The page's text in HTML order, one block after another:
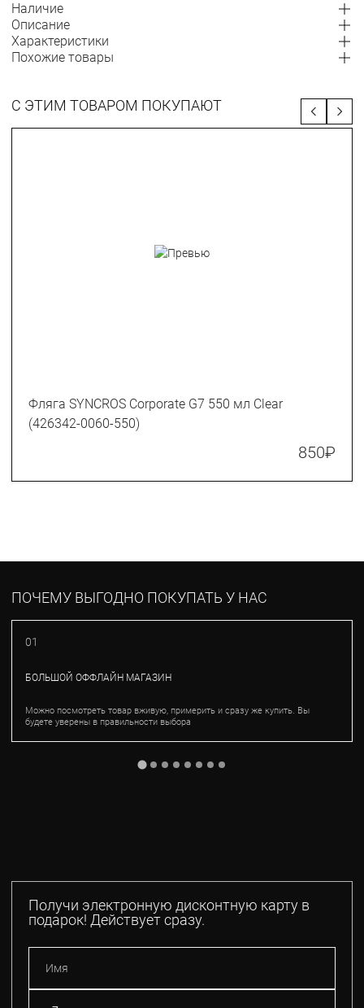
Наличие
Описание
Характеристики
Похожие товары
С ЭТИМ ТОВАРОМ ПОКУПАЮТ
Фляга SYNCROS Corporate G7 550 мл Clear
(426342-0060-550)
850₽
ПОЧЕМУ ВЫГОДНО ПОКУПАТЬ У НАС
01
БОЛЬШОЙ ОФФЛАЙН МАГАЗИН
Можно посмотреть товар вживую, примерить и сразу же купить. Вы
будете уверены в правильности выбора
Получи электронную дисконтную карту в
подарок! Действует сразу.